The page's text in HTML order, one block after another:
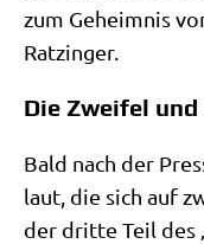
zum Geheim­nis
Ratzinger.
Die Zweifel
Bald nach der
laut, die sich auf
der drit­te Teil des